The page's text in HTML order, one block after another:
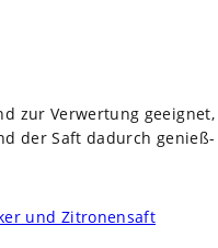
zur Ver­wer­tung geeig­net,
der Saft dadurch genieß­